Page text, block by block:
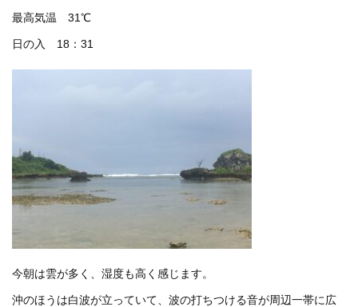
最高気温 31℃
日の入 18：31
今朝は雲が多く、湿度も高く感じます。
沖のほうは白波が立っていて、波の打ちつける音が周辺一帯に広